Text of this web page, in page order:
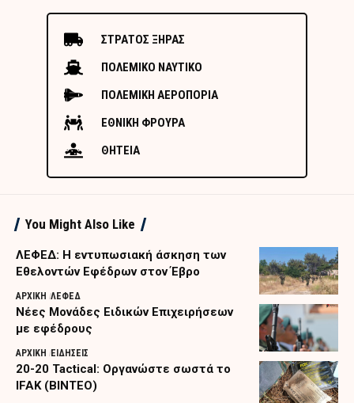
ΣΤΡΑΤΟΣ ΞΗΡΑΣ
ΠΟΛΕΜΙΚΟ ΝΑΥΤΙΚΟ
ΠΟΛΕΜΙΚΗ ΑΕΡΟΠΟΡΙΑ
ΕΘΝΙΚΗ ΦΡΟΥΡΑ
ΘΗΤΕΙΑ
You Might Also Like
ΛΕΦΕΔ: Η εντυπωσιακή άσκηση των
Εθελοντών Εφέδρων στον Έβρο
ΑΡΧΙΚΗ ΛΕΦΕΔ
Nέες Μονάδες Ειδικών Επιχειρήσεων
με εφέδρους
ΑΡΧΙΚΗ ΕΙΔΗΣΕΙΣ
20-20 Tactical: Οργανώστε σωστά το
IFAK (ΒΙΝΤΕΟ)